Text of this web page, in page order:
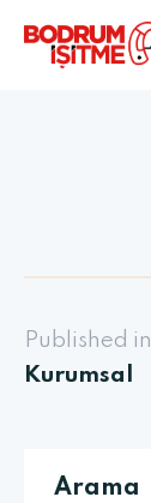
Published in
Kurumsal
Arama